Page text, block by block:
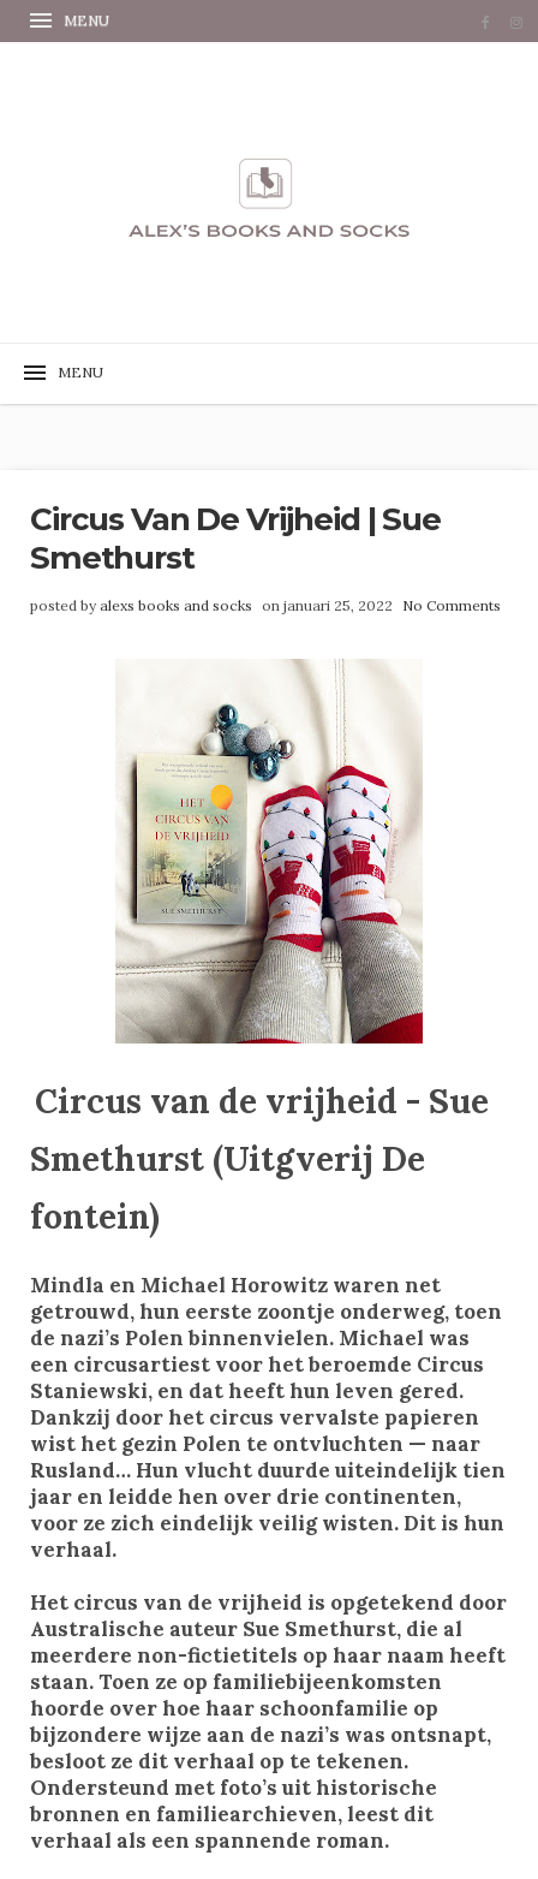
Circus Van De Vrijheid | Sue
Smethurst
posted byalexs books and socks on januari 25, 2022 No Comments
Circus van de vrijheid - Sue
Smethurst (Uitgverij De
fontein)
Mindla en Michael Horowitz waren net
getrouwd, hun eerste zoontje onderweg, toen
de nazi’s Polen binnenvielen. Michael was
een circusartiest voor het beroemde Circus
Staniewski, en dat heeft hun leven gered.
Dankzij door het circus vervalste papieren
wist het gezin Polen te ontvluchten — naar
Rusland… Hun vlucht duurde uiteindelijk tien
jaar en leidde hen over drie continenten,
voor ze zich eindelijk veilig wisten. Dit is hun
verhaal.
Het circus van de vrijheid is opgetekend door
Australische auteur Sue Smethurst, die al
meerdere non-fictietitels op haar naam heeft
staan. Toen ze op familiebijeenkomsten
hoorde over hoe haar schoonfamilie op
bijzondere wijze aan de nazi’s was ontsnapt,
besloot ze dit verhaal op te tekenen.
Ondersteund met foto’s uit historische
bronnen en familiearchieven, leest dit
verhaal als een spannende roman.